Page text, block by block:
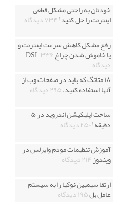
خودتان به راحتی مشکل قطعی
اینترنت را حل کنید!۷۳۴ دیدگاه
رفع مشکل کاهش سرعت اینترنت و
یا خاموش شدن چراغ DSL۳۳۶
دیدگاه
۱۸ متاتگ که باید در صفحات وب از
آنها استفاده کنید.۲۹۵ دیدگاه
ساخت اپلیکیشن اندروید در ۵
دقیقه!۲۵۰ دیدگاه
آموزش تنظیمات مودم وایرلس در
ویندوز۲۱۴ دیدگاه
ارتقا سیمبین نوکیا را به سیستم
عامل بل۱۹۵ دیدگاه